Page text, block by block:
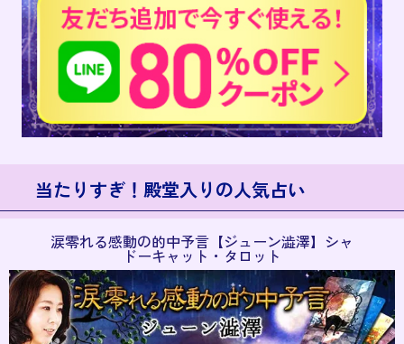
当たりすぎ！殿堂入りの人気占い
涙零れる感動の的中予言【ジューン澁澤】シャ
ドーキャット・タロット